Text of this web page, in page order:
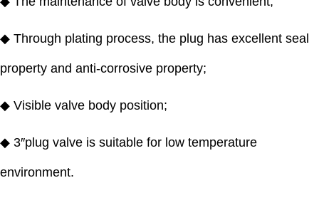
◆ Through plating process, the plug has excellent seal
property and anti-corrosive property;
◆ Visible valve body position;
◆ 3″plug valve is suitable for low temperature
environment.